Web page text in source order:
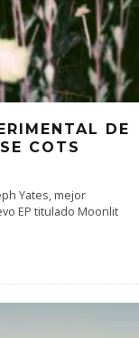
DE
COTS
Yates, mejor
EP titulado Moonlit